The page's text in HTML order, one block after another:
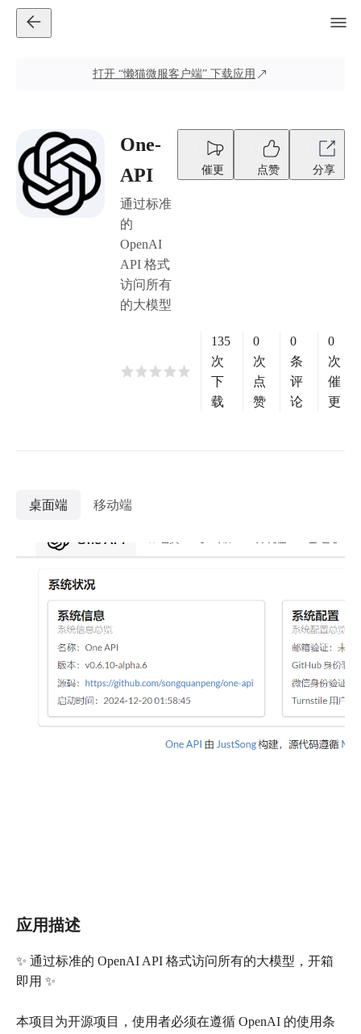
打开 “懒猫微服客户端” 下载应用
One-
API
通过标准
的
OpenAI
API 格式
访问所有
的大模型
催更 点赞 分享
135
次
下
载
0
次
点
赞
0
条
评
论
0
次
催
更
桌面端 移动端
应用描述
✨ 通过标准的 OpenAI API 格式访问所有的大模型，开箱
即用 ✨
本项目为开源项目，使用者必须在遵循 OpenAI 的使用条